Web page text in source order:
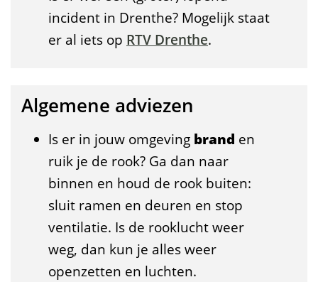
incident in Drenthe? Mogelijk staat
er al iets op RTV Drenthe.
Algemene adviezen
Is er in jouw omgeving brand en
ruik je de rook? Ga dan naar
binnen en houd de rook buiten:
sluit ramen en deuren en stop
ventilatie. Is de rooklucht weer
weg, dan kun je alles weer
openzetten en luchten.